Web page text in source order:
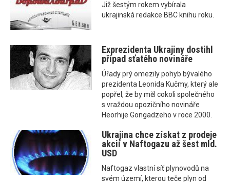
Již šestým rokem vybírala
ukrajinská redakce BBC knihu roku.
Exprezidenta Ukrajiny dostihl
případ sťatého novináře
Úřady prý omezily pohyb bývalého
prezidenta Leonida Kučmy, který ale
popřel, že by měl cokoli společného
s vraždou opozičního novináře
Heorhije Gongadzeho v roce 2000.
Ukrajina chce získat z prodeje
akcií v Naftogazu až šest mld.
USD
Naftogaz vlastní síť plynovodů na
svém území, kterou teče plyn od